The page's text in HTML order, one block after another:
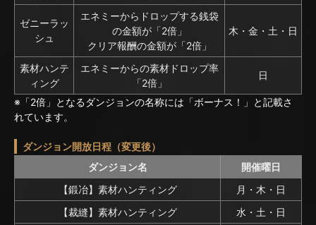
ゼニーラッ
シュ
エネミーからドロップする銭袋
の金額が「2倍」
クリア報酬の金額が「2倍」
木・金・土・日
素材ハンテ
ィング
エネミーからの素材ドロップ率
「2倍」
日
※「2倍」となるダンジョンの名称には「ボーナス！」と記載さ
れています。
ダンジョン開放日程（変更後）
ダンジョン名
開催曜日
【鍛冶】素材ハンティング
月・木・日
【裁縫】素材ハンティング
水・土・日